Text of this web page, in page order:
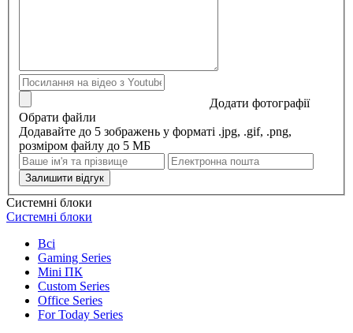
Додати фотографії
Обрати файли
Додавайте до 5 зображень у форматі .jpg, .gif, .png,
розміром файлу до 5 МБ
Залишити відгук
Системні блоки
Системні блоки
Всі
Gaming Series
Mini ПК
Custom Series
Office Series
For Today Series